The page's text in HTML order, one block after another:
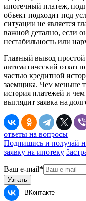
ипотечный платеж,
объект подходит под
ситуации не является
важной деталью, если
нестабильность или
Главный вывод
автоматический отказ
частью кредитной
заемщика. Чем меньше
история платежей и
выглядит заявка на
ответы на вопросы
Подпишись и получай
заявку на ипотеку
Ваш e-mail*
Узнать
ВКонтакте